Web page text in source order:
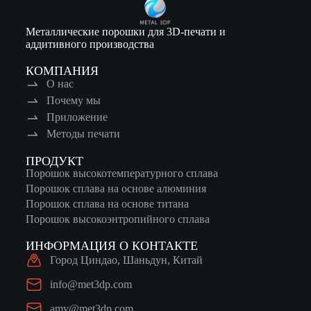
Металлические порошки для 3D-печати и
аддитивного производства
КОМПАНИЯ
О нас
Почему мы
Приложение
Методы печати
ПРОДУКТ
Порошок высокотемпературного сплава
Порошок сплава на основе алюминия
Порошок сплава на основе титана
Порошок высокоэнтропийного сплава
ИНФОРМАЦИЯ О КОНТАКТЕ
Город Циндао, Шаньдун, Китай
info@met3dp.com
amy@met3dp.com